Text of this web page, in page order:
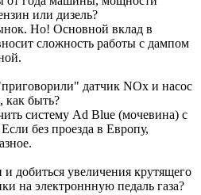
или дизель?
Но! Основной вклад в
сложность работы с дампом
датчик NOx и насос
как быть?
систему Ad Blue (мочевина) с
без проезда в Европу,
добиться увеличения крутящего
на электроннную педаль газа?